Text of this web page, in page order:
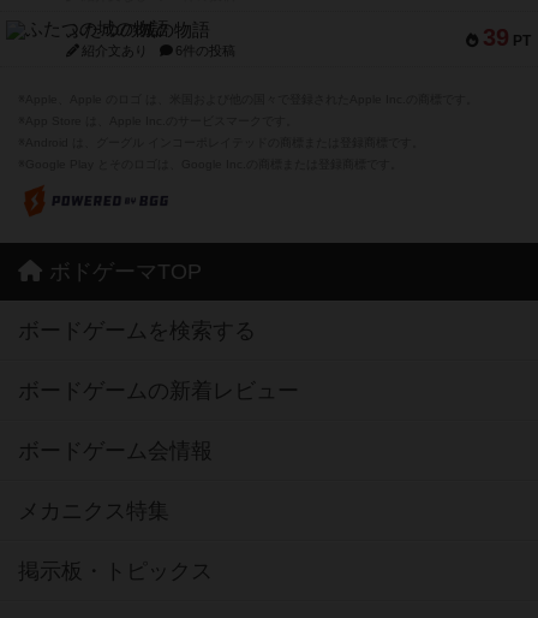
39 PT
ふたつの城の物語
紹介文あり 6件の投稿
ボドゲーマTOP
ボードゲームを検索する
ボードゲームの新着レビュー
ボードゲーム会情報
メカニクス特集
掲示板・トピックス